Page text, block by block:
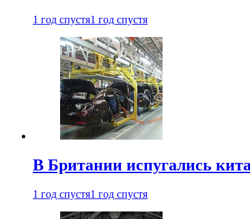
1 год спустя1 год спустя
В Британии испугались
1 год спустя1 год спустя